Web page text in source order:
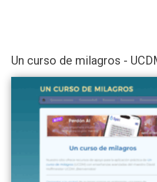
Un curso de milagros -